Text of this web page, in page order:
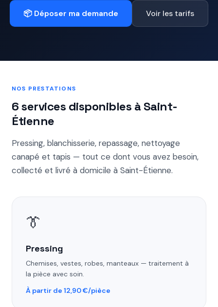
📦 Déposer ma demande Voir les tarifs
NOS PRESTATIONS
6 services disponibles à Saint-
Étienne
Pressing, blanchisserie, repassage, nettoyage
canapé et tapis — tout ce dont vous avez besoin,
collecté et livré à domicile à Saint-Étienne.
👔
Pressing
Chemises, vestes, robes, manteaux — traitement à
la pièce avec soin.
À partir de 12,90 €/pièce